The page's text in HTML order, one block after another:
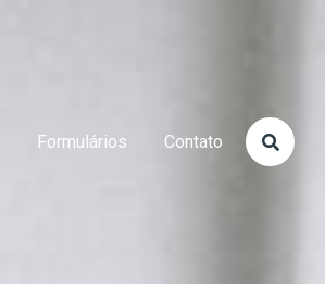
Formulários Contato